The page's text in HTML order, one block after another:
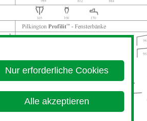
Nur erforderliche Cookies
Alle akzeptieren